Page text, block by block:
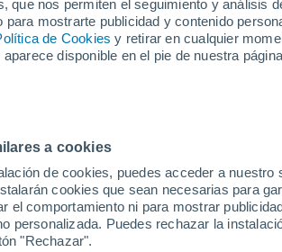
que nos permiten el seguimiento y análisis
mostrarte publicidad y contenido
de Cookies y retirar en cualquier
aparece disponible en el pie de nuestra
a cookies
de cookies, puedes acceder a
cookies que sean necesarias para
el comportamiento ni para mostrar
personalizada. Puedes rechazar la
"Rechazar".
Todo el día Símbolo
31°
15°